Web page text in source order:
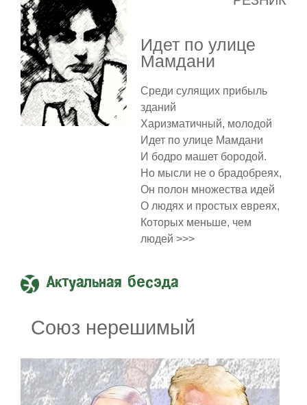
Идет по улице
Мамдани
Среди сулящих прибыль
зданий
Харизматичный, молодой
Идет по улице Мамдани
И бодро машет бородой.
Но мысли не о брадобреях,
Он полон множества идей
О людях и простых евреях,
Которых меньше, чем
людей >>>
Актуальная бесэда
Союз нерешимый